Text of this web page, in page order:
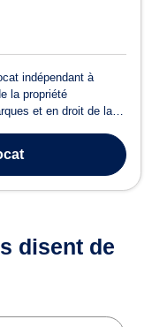
indépendant à
la propriété
et en droit de la
tournée vers la
disent de